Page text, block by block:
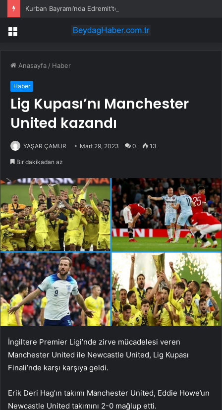
Kurban Bayramı’nda Edremit’te Yoğun Trafik
Menü
Anasayfa / Haber
Haber
Lig Kupası’nı Manchester
United kazandı
YAŞAR ÇAMUR Mart 29, 2023 0 13
Bir dakikadan az
İngiltere Premier Ligi’nde zirve mücadelesi veren
Manchester United ile Newcastle United, Lig Kupası
Finali’nde karşı karşıya geldi.
Erik Deri Hag’ın takımı Manchester United, Eddie Howe’un
Newcastle United takımını 2-0 mağlup etti.